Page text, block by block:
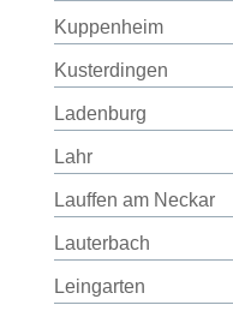
Kuppenheim
Kusterdingen
Ladenburg
Lahr
Lauffen am Neckar
Lauterbach
Leingarten